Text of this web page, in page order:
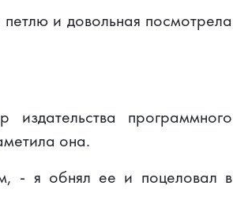
и довольная посмотрела
программного
она.
- я обнял ее и поцеловал в